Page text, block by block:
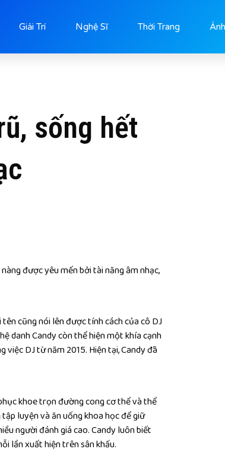
Giải Trí Nghệ Sĩ Thời Trang
sống hết
được yêu mến bởi tài năng âm nhạc,
cũng nói lên được tính cách của cô DJ
danh Candy còn thể hiện một khía cạnh
DJ từ năm 2015. Hiện tại, Candy đã
khoe trọn đường cong cơ thể và thể
luyện và ăn uống khoa học để giữ
người đánh giá cao. Candy luôn biết
lần xuất hiện trên sân khấu.